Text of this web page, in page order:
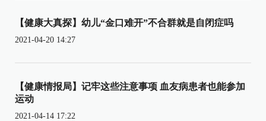
【健康大真探】幼儿“金口难开”不合群就是自闭症吗
2021-04-20 14:27
【健康情报局】记牢这些注意事项 血友病患者也能参加
运动
2021-04-14 17:22